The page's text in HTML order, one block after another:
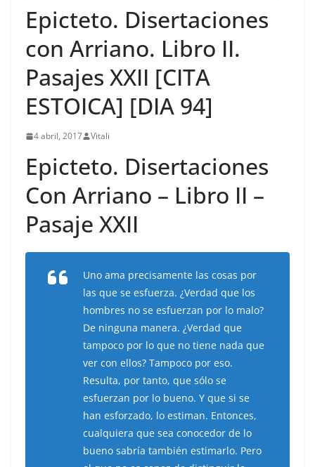
Epicteto. Disertaciones
con Arriano. Libro II.
Pasajes XXII [CITA
ESTOICA] [DIA 94]
4 abril, 2017 Vitali
Epicteto. Disertaciones
Con Arriano – Libro II –
Pasaje XXII
Uno ama precisamente las cosas por
las que se esfuerza. ¿Verdad que los
hombres no se esfuerzan por lo malo?
De ninguna manera. ¿Verdad que
tampoco por lo que no tiene nada que
ver con ellos? Tampoco por eso.
Resulta, por tanto, que sólo se
esfuerzan por lo bueno. Y que si se
han esforzado, lo estiman. Entonces,
cualquiera que sea conocedor de lo
bueno sabría también estimarlo. Pero